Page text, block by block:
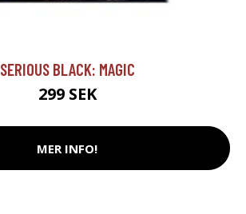
SERIOUS BLACK: MAGIC
299 SEK
MER INFO!